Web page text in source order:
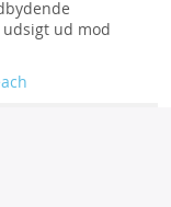
ud mod